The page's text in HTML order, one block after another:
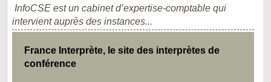
InfoCSE est un cabinet d’expertise-comptable qui
intervient auprès des instances...
France Interprète, le site des interprètes de
conférence